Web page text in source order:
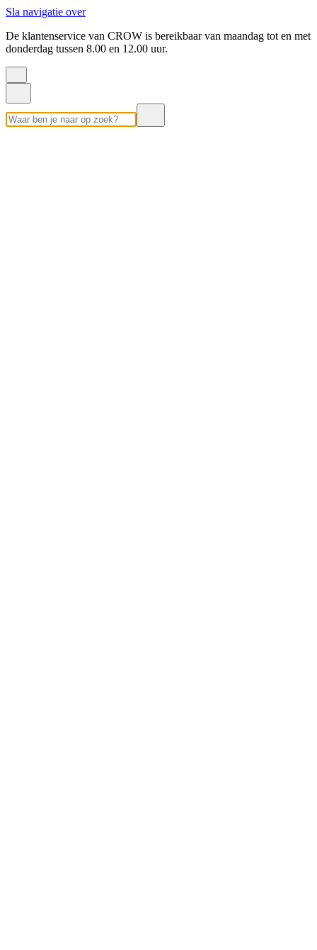
Sla navigatie over
De klantenservice van CROW is bereikbaar van maandag tot en met
donderdag tussen 8.00 en 12.00 uur.